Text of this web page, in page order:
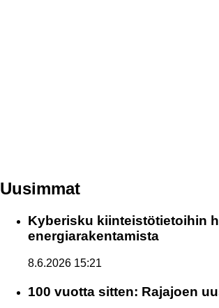
Uusimmat
Kyberisku kiinteistötietoihin
energiarakentamista
8.6.2026 15:21
100 vuotta sitten: Rajajoen